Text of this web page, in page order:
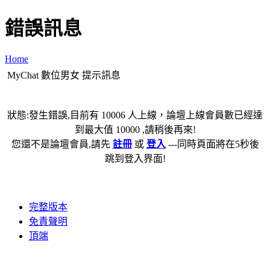
錯誤訊息
Home
MyChat 數位男女 提示訊息
狀態:發生錯誤,目前有 10006 人上線，論壇上線會員數已經達
到最大值 10000 ,請稍後再來!
您還不是論壇會員,請先 註冊或 登入 ---同時頁面將在5秒後
跳到登入界面!
完整版本
免責聲明
頂端